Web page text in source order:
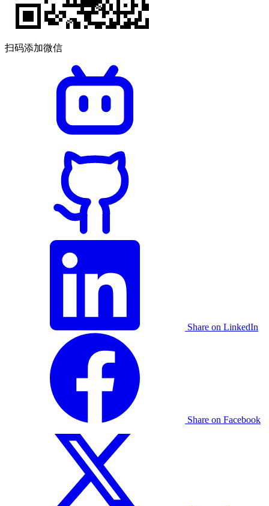
扫码添加微信
Share on LinkedIn
Share on Facebook